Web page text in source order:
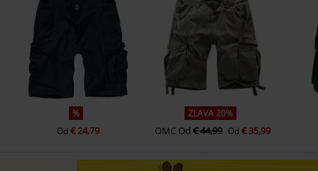
%
Od € 24,79
ZĽAVA 20%
OMC Od € 44,99 Od € 35,99